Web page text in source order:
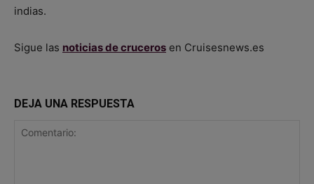
indias.
Sigue las noticias de cruceros en Cruisesnews.es
DEJA UNA RESPUESTA